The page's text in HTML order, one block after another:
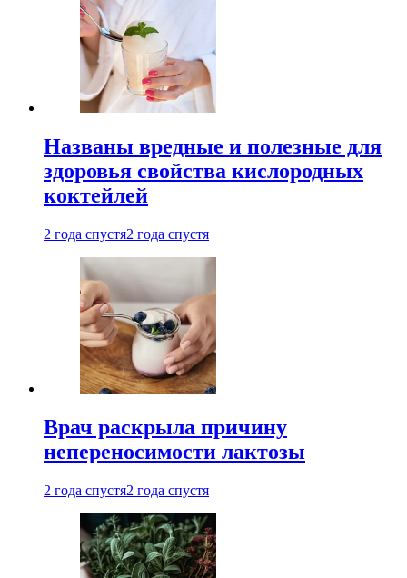
Названы вредные и полезные для
здоровья свойства кислородных
коктейлей
2 года спустя2 года спустя
Врач раскрыла причину
непереносимости лактозы
2 года спустя2 года спустя